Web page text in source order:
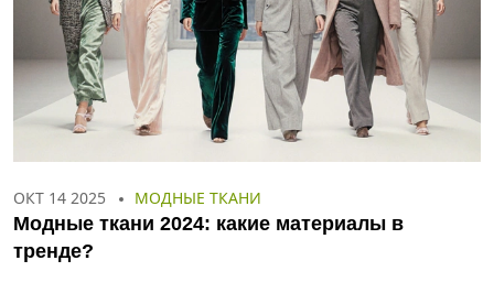
ОКТ 14 2025 МОДНЫЕ ТКАНИ
Модные ткани 2024: какие материалы в
тренде?